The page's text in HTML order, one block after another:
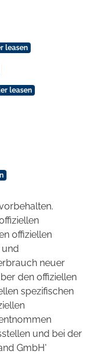
leasen
leasen
offiziellen
und
neuer
den offiziellen
spezifischen
und bei der
GmbH'